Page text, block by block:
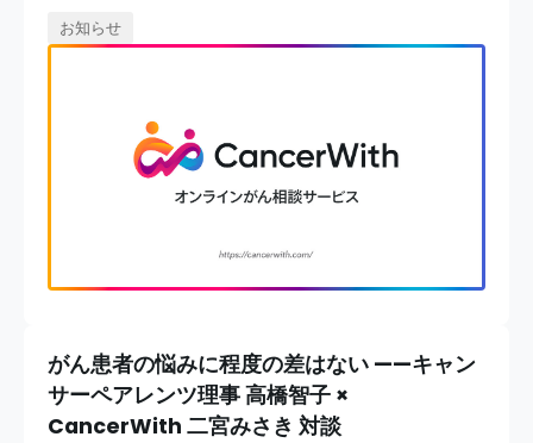
お知らせ
がん患者の悩みに程度の差はない ——キャン
サーペアレンツ理事 高橋智子 ×
CancerWith 二宮みさき 対談